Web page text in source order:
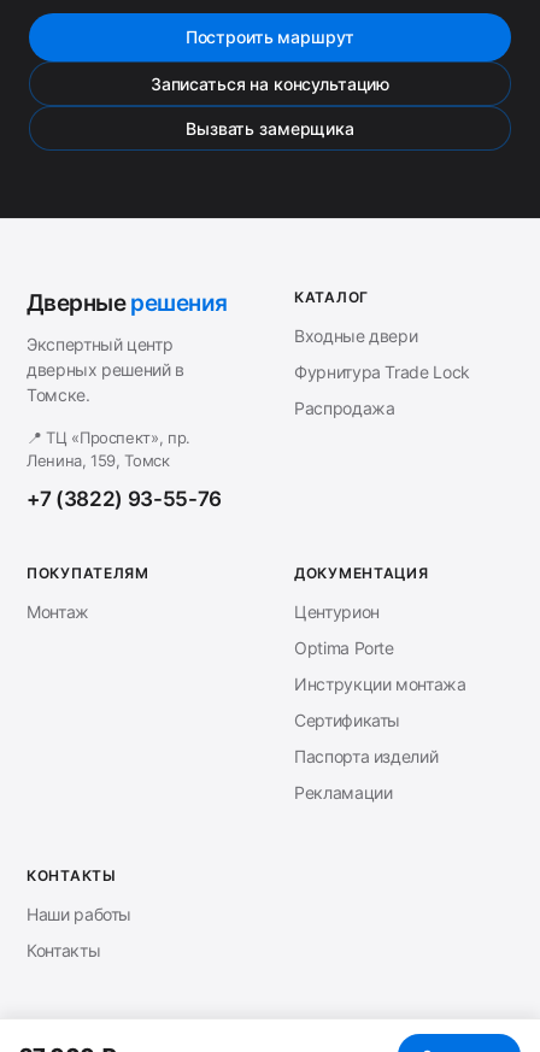
Построить маршрут
Записаться на консультацию
Вызвать замерщика
Дверныерешения
Экспертный центр
дверных решений в
Томске.
📍 ТЦ «Проспект», пр.
Ленина, 159, Томск
+7 (3822) 93-55-76
КАТАЛОГ
Входные двери
Фурнитура Trade Lock
Распродажа
ПОКУПАТЕЛЯМ
Монтаж
ДОКУМЕНТАЦИЯ
Центурион
Optima Porte
Инструкции монтажа
Сертификаты
Паспорта изделий
Рекламации
КОНТАКТЫ
Наши работы
Контакты